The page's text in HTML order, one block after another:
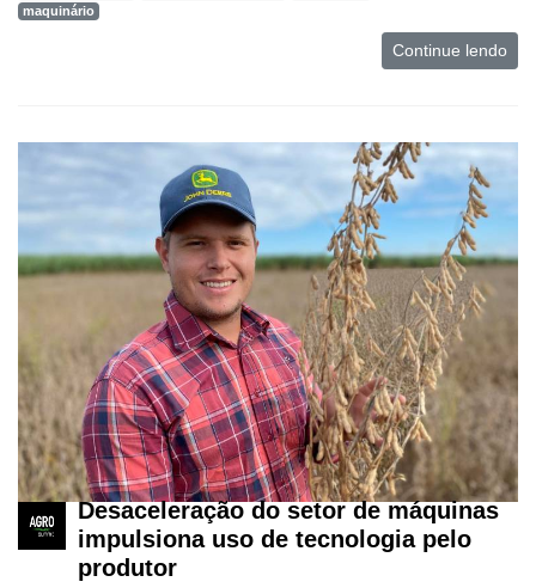
maquinário
Continue lendo
Desaceleração do setor de máquinas
impulsiona uso de tecnologia pelo
produtor